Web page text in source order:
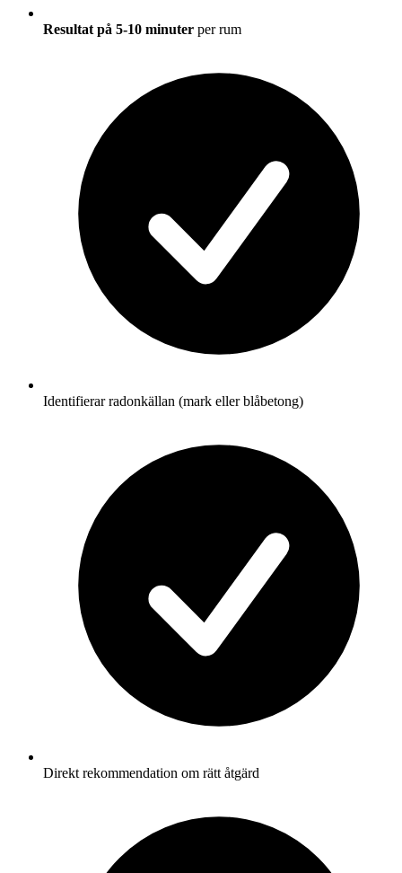
Resultat på 5-10 minuter per rum
Identifierar radonkällan (mark eller blåbetong)
Direkt rekommendation om rätt åtgärd